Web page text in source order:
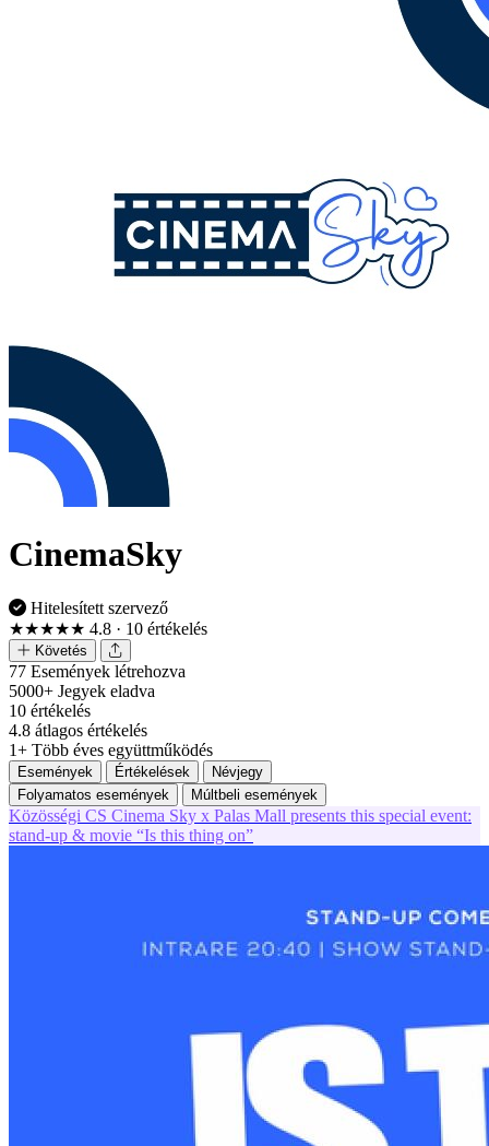
CinemaSky
Hitelesített szervező
★★★★★ 4.8 · 10 értékelés
Követés
77 Események létrehozva
5000+ Jegyek eladva
10 értékelés
4.8 átlagos értékelés
1+ Több éves együttműködés
Események Értékelések
Névjegy
Folyamatos események
Múltbeli események
Közösségi CS Cinema Sky x Palas Mall presents this special event:
stand-up & movie “Is this thing on”